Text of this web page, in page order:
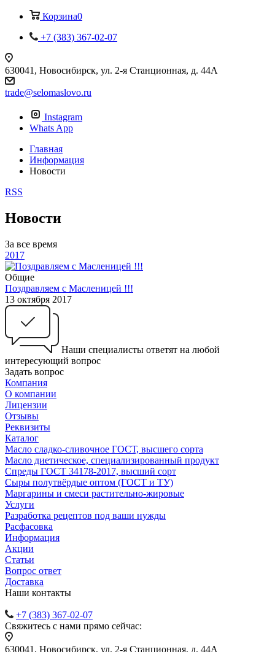
Корзина0
+7 (383) 367-02-07
630041, Новосибирск, ул. 2-я Станционная, д. 44А
trade@selomaslovo.ru
Instagram
Whats App
Главная
Информация
Новости
RSS
Новости
За все время
2017
Общие
Поздравляем с Масленицей !!!
13 октября 2017
Наши специалисты ответят на любой
интересующий вопрос
Задать вопрос
Компания
О компании
Лицензии
Отзывы
Реквизиты
Каталог
Масло сладко-сливочное ГОСТ, высшего сорта
Масло диетическое, специализированный продукт
Спреды ГОСТ 34178-2017, высший сорт
Сыры полутвёрдые оптом (ГОСТ и ТУ)
Маргарины и смеси растительно-жировые
Услуги
Разработка рецептов под ваши нужды
Расфасовка
Информация
Акции
Статьи
Вопрос ответ
Доставка
Наши контакты
+7 (383) 367-02-07
Свяжитесь с нами прямо сейчас:
630041, Новосибирск, ул. 2-я Станционная, д. 44А